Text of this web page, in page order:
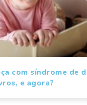
com síndrome de
e agora?